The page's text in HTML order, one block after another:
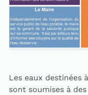
Les eaux destinées
sont soumises à